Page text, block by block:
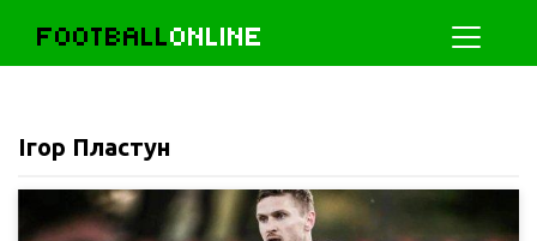
FOOTBALLONLINE
Ігор Пластун